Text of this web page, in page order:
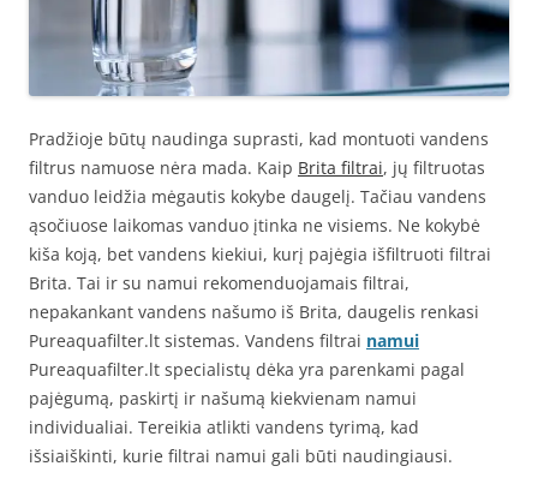
Pradžioje būtų naudinga suprasti, kad montuoti vandens
filtrus namuose nėra mada. Kaip Brita filtrai, jų filtruotas
vanduo leidžia mėgautis kokybe daugelį. Tačiau vandens
ąsočiuose laikomas vanduo įtinka ne visiems. Ne kokybė
kiša koją, bet vandens kiekiui, kurį pajėgia išfiltruoti filtrai
Brita. Tai ir su namui rekomenduojamais filtrai,
nepakankant vandens našumo iš Brita, daugelis renkasi
Pureaquafilter.lt sistemas. Vandens filtrai namui
Pureaquafilter.lt specialistų dėka yra parenkami pagal
pajėgumą, paskirtį ir našumą kiekvienam namui
individualiai. Tereikia atlikti vandens tyrimą, kad
išsiaiškinti, kurie filtrai namui gali būti naudingiausi.